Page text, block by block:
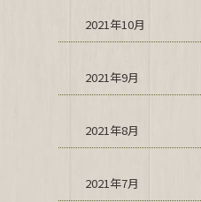
2021年10月
2021年9月
2021年8月
2021年7月